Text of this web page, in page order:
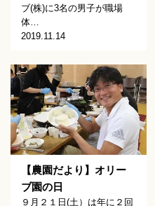
ブ(株)に3名の男子が職場
体…
2019.11.14
【農園だより】オリー
ブ園の日
９月２１日(土）は年に２回